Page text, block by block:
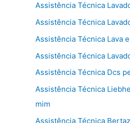
Assistência Técnica
Assistência Técnica
Assistência Técnica Lava
Assistência Técnica
Assistência Técnica Dcs
Assistência Técnica
mim
Assistência Técnica